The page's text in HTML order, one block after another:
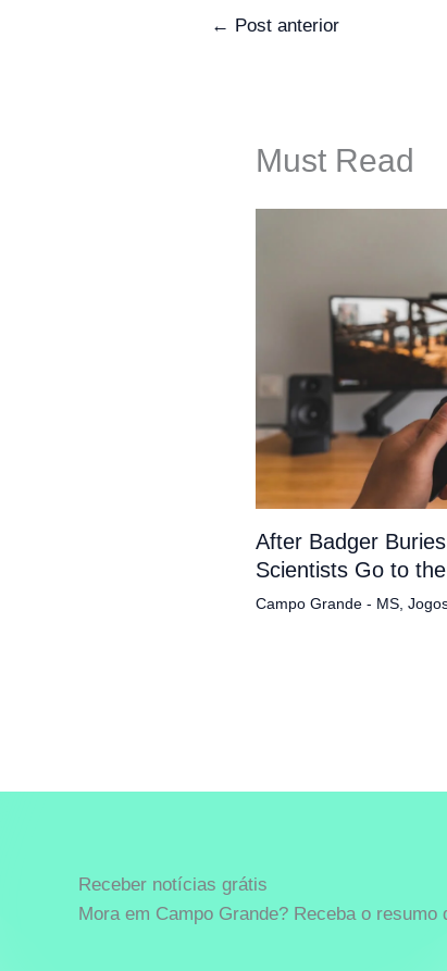
← Post anterior
Must Read
After Badger
Scientists Go to
Campo Grande - MS,
Receber notícias grátis
Mora em Campo Grande? Receba o resumo